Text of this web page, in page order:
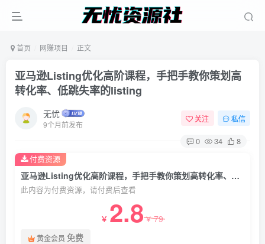
首页 网赚项目 正文
亚马逊Listing优化高阶课程，手把手教你策划高
转化率、低跳失率的listing
无忧
9个月前发布
关注 私信
0 34 8
亚马逊Listing优化高阶课程，手把手教你策划高转化率、低跳失率的listing
此内容为付费资源，请付费后查看
￥ 2.8￥79
黄金会员 免费
付费资源